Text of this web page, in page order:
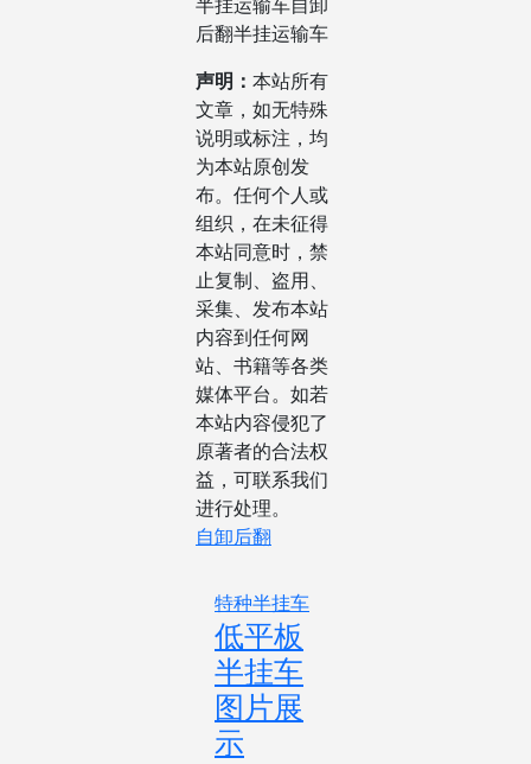
后翻半挂运输车
声明： 本站所有
文章，如无特殊
说明或标注，均
为本站原创发
布。任何个人或
组织，在未征得
本站同意时，禁
止复制、盗用、
采集、发布本站
内容到任何网
站、书籍等各类
媒体平台。如若
本站内容侵犯了
原著者的合法权
益，可联系我们
进行处理。
自卸后翻
特种半挂车
低平板
半挂车
图片展
示